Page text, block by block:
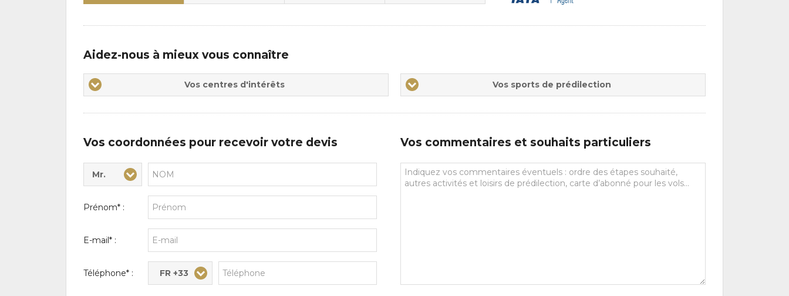
Aidez-nous à mieux vous connaître
Vos
centres
Vos centres d'intérêts
Vos
sports
Vos sports de prédilection
Vos coordonnées pour recevoir votre devis
Civilité* :
Mr.
Nom* :
Prénom* :
E-mail* :
Téléphone* : FR +33
Vos commentaires et souhaits particuliers
Vos
commentaires